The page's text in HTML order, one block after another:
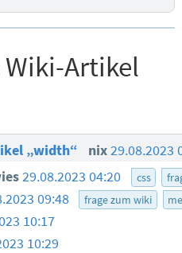
Wiki-Artikel
„width“ nix29.08.2023
29.08.2023 04:20 css
09:48 frage zum wiki
10:17
10:29